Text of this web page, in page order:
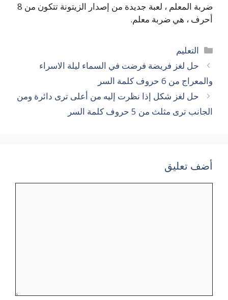
ضربة المعلم ، لعبة جديدة من إصدار الزيتونة تتكون من 8
أحرف ، هي ضربة معلم.
التصنيفات
التعليم
حل لغز فريضة فرضت في السماء ليلة الاسراء
والمعراج من 6 حروف كلمة السر
حل لغز شكل إذا نظرت إليه من أعلى ترى دائرة ومن
الجانب ترى مثلث من 5 حروف كلمة السر
أضف تعليق